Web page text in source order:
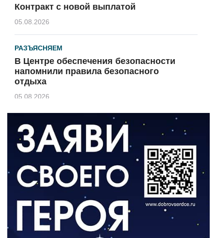
Контракт с новой выплатой
05.08.2026
РАЗЪЯСНЯЕМ
В Центре обеспечения безопасности
напомнили правила безопасного
отдыха
05.08.2026
КУЛЬТУРА
Афиша Зеленоградска
04.08.2026
РАЗЪЯСНЯЕМ
Борьба с борщевиком продолжается
04.08.2026